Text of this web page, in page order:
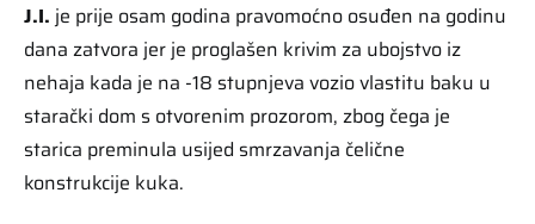
J.I. je prije osam godina pravomoćno osuđen na godinu
dana zatvora jer je proglašen krivim za ubojstvo iz
nehaja kada je na -18 stupnjeva vozio vlastitu baku u
starački dom s otvorenim prozorom, zbog čega je
starica preminula usijed smrzavanja čelične
konstrukcije kuka.